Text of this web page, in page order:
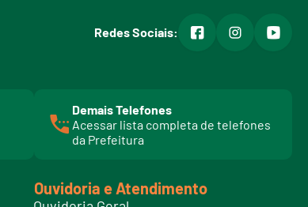
Redes Sociais: facebookinstagram
Demais Telefones
Acessar lista completa de telefones
da Prefeitura
l
i
t
e
Ouvidoria e Atendimento